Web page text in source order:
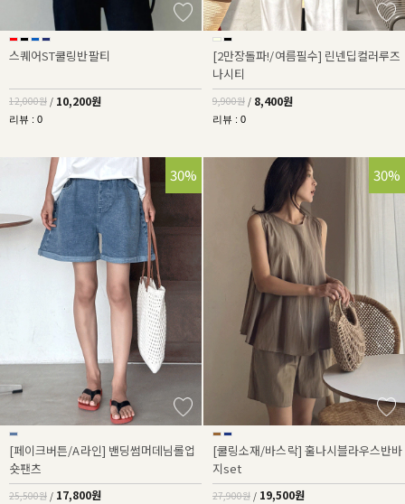
스퀘어ST쿨링반팔티
12,000원 / 10,200원
리뷰 : 0
[2만장돌파!/여름필수] 린넨딥컬러루즈
나시티
9,900원 / 8,400원
리뷰 : 0
30%
[페이크버튼/A라인] 밴딩썸머데님롤업
숏팬츠
25,500원 / 17,800원
30%
[쿨링소재/바스락] 훌나시블라우스반바
지set
27,900원 / 19,500원